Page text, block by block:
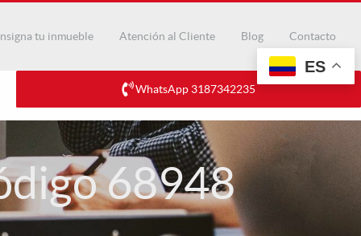
tu inmueble Atención al Cliente Blog Contacto
WhatsApp 3187342235
68948
ES